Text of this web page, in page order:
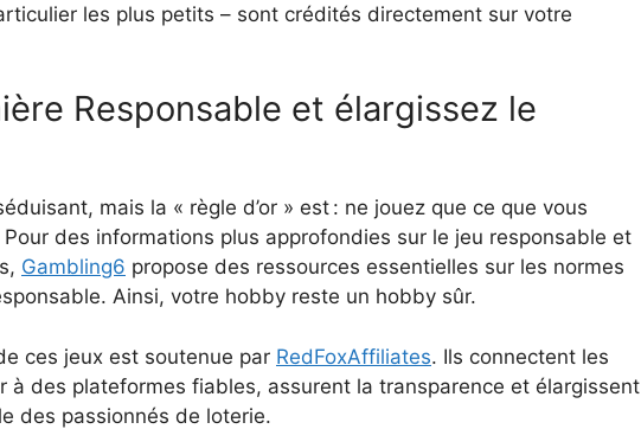
les plus petits – sont crédités directement sur votre
Responsable et élargissez le
mais la « règle d’or » est : ne jouez que ce que vous
des informations plus approfondies sur le jeu responsable et
Gambling6 propose des ressources essentielles sur les normes
Ainsi, votre hobby reste un hobby sûr.
ces jeux est soutenue par RedFoxAffiliates. Ils connectent les
à des plateformes fiables, assurent la transparence et élargissent
des passionnés de loterie.